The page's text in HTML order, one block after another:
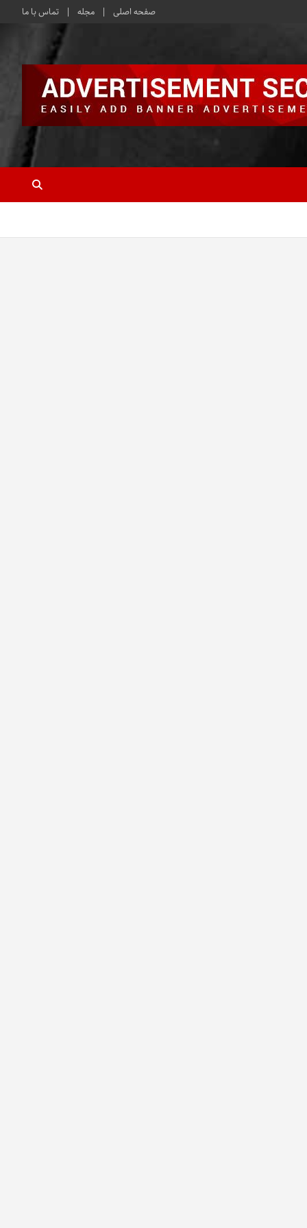
صفحه اصلی مجله تماس با ما